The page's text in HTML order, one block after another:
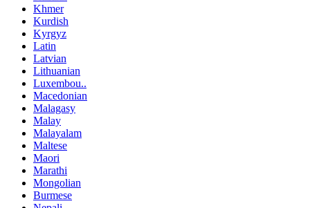
Khmer
Kurdish
Kyrgyz
Latin
Latvian
Lithuanian
Luxembou..
Macedonian
Malagasy
Malay
Malayalam
Maltese
Maori
Marathi
Mongolian
Burmese